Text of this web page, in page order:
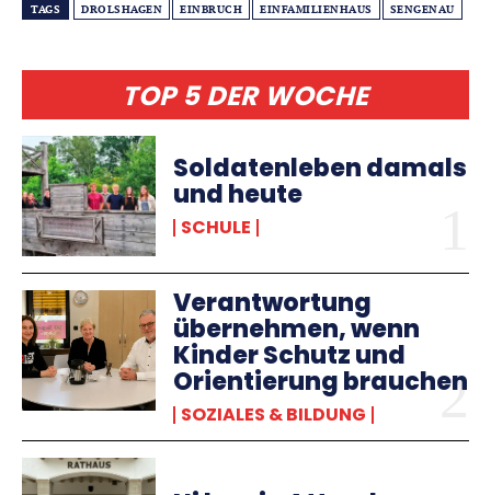
TOP 5 DER WOCHE
Soldatenleben damals
und heute
SCHULE
Verantwortung
übernehmen, wenn
Kinder Schutz und
Orientierung brauchen
SOZIALES & BILDUNG
TAGS DROLSHAGEN EINBRUCH EINFAMILIENHAUS SENGENAU